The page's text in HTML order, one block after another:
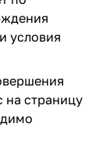
условия
на страницу